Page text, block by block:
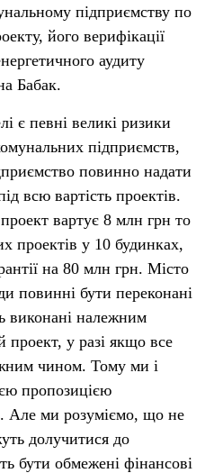
підприємству по
його верифікації
аудиту
Бабак.
є певні великі ризики
підприємств,
повинно надати
всю вартість проектів.
вартує 8 млн грн то
проектів у 10 будинках,
на 80 млн грн. Місто
повинні бути переконані
виконані належним
у разі якщо все
чином. Тому ми і
пропозицією
Але ми розуміємо, що не
долучитися до
бути обмежені фінансові